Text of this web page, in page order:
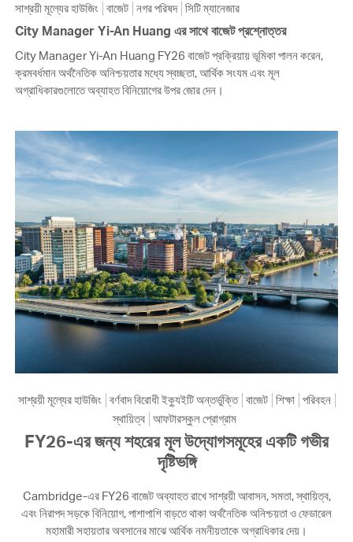
সাশ্রয়ী মূল্যের হাউজিং বাজেট নগর পরিষদ সিটি ম্যানেজার
City Manager Yi-An Huang এর সাথে বাজেট প্রশ্নোত্তর
City Manager Yi-An Huang FY26 বাজেট প্রক্রিয়ায় ভূমিকা পালন করেন,
ক্রমবর্ধমান অর্থনৈতিক অনিশ্চয়তার মধ্যে স্বচ্ছতা, আর্থিক সংযম এবং মূল
অগ্রাধিকারগুলোতে অব্যাহত বিনিয়োগের উপর জোর দেন।
সাশ্রয়ী মূল্যের হাউজিং বর্ণবাদ বিরোধী ইক্যুইটি অন্তর্ভুক্তি বাজেট শিক্ষা পরিবহন
স্থায়িত্ব আফটারস্কুল প্রোগ্রাম
FY26-এর জন্য শহরের মূল উদ্যোগসমূহের একটি গভীর
দৃষ্টিভঙ্গি
Cambridge-এর FY26 বাজেট অব্যাহত রাখে সাশ্রয়ী আবাসন, সমতা, স্থায়িত্ব,
এবং নিরাপদ সড়কে বিনিয়োগ, পাশাপাশি বাড়তে থাকা অর্থনৈতিক অনিশ্চয়তা ও ফেডারেল
মহামারী সহায়তার অবসানের মাঝে আর্থিক নমনীয়তাকে অগ্রাধিকার দেয়।